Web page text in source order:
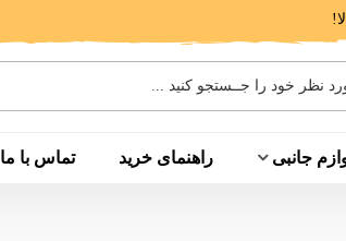
جانبی راهنمای خرید تماس با ما